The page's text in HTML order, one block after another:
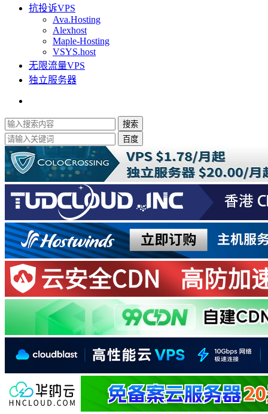
抗投诉VPS
Ava.Hosting
Alexhost
Maple-Hosting
VSYS.host
无限流量VPS
独立服务器